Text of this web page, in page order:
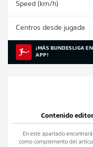
Speed (km/h)
Centros desde jugada
¡MÁS BUNDESLIGA
APP!
Contenido
En este apartado
como complemento del